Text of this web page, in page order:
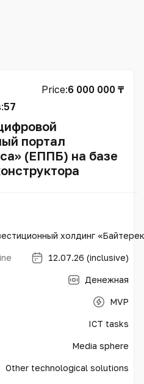
Price:6 000 000 ₸
57
портал
(ЕППБ) на базе
холдинг
12.07.26 (inclusive)
Денежная
MVP
ICT tasks
Media sphere
Other technological solutions